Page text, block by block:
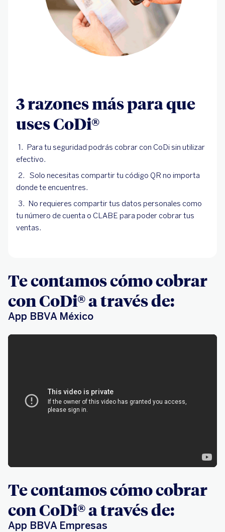
3 razones más para que
uses CoDi®
Para tu seguridad podrás cobrar con CoDi sin utilizar
efectivo.
Solo necesitas compartir tu código QR no importa
donde te encuentres.
No requieres compartir tus datos personales como
tu número de cuenta o CLABE para poder cobrar tus
ventas.
Te contamos cómo cobrar
con CoDi® a través de:
App BBVA México
Te contamos cómo cobrar
con CoDi® a través de:
App BBVA Empresas